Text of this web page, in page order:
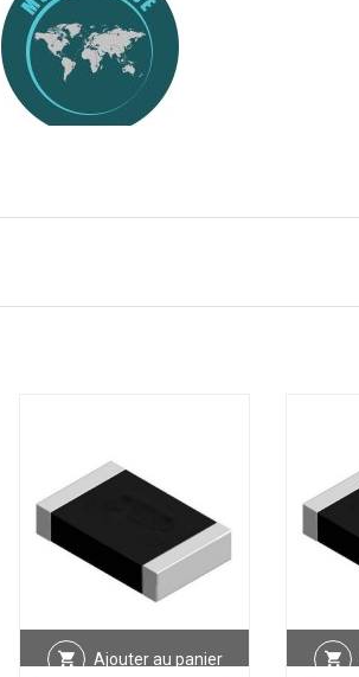
Ajouter au panier